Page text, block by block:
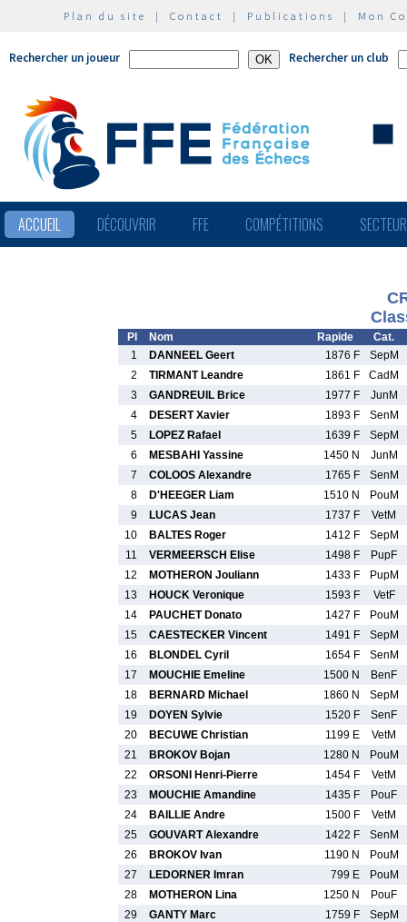
Plan du site | Contact | Publications | Mon
Rechercher un joueur Rechercher un club
ACCUEIL DÉCOUVRIR FFE COMPÉTITIONS
Pl Nom Rapide
Cat.
1
DANNEEL Geert 1876 F
SepM
2
TIRMANT Leandre 1861 F
CadM
3
GANDREUIL Brice 1977 F
JunM
4
DESERT Xavier 1893 F
SenM
5
LOPEZ Rafael 1639 F
SepM
6
MESBAHI Yassine 1450 N
JunM
7
COLOOS Alexandre 1765 F
SenM
8
D'HEEGER Liam 1510 N
PouM
9
LUCAS Jean 1737 F
VetM
10
BALTES Roger 1412 F
SepM
11
VERMEERSCH Elise 1498 F
PupF
12
MOTHERON Jouliann 1433 F
PupM
13
HOUCK Veronique 1593 F
VetF
14
PAUCHET Donato 1427 F
PouM
15
CAESTECKER Vincent 1491 F
SepM
16
BLONDEL Cyril 1654 F
SenM
17
MOUCHIE Emeline 1500 N
BenF
18
BERNARD Michael 1860 N
SepM
19
DOYEN Sylvie 1520 F
SenF
20
BECUWE Christian 1199 E
VetM
21
BROKOV Bojan 1280 N
PouM
22
ORSONI Henri-Pierre 1454 F
VetM
23
MOUCHIE Amandine 1435 F
PouF
24
BAILLIE Andre 1500 F
VetM
25
GOUVART Alexandre 1422 F
SenM
26
BROKOV Ivan 1190 N
PouM
27
LEDORNER Imran 799 E
PouM
28
MOTHERON Lina 1250 N
PouF
29
GANTY Marc 1759 F
SepM